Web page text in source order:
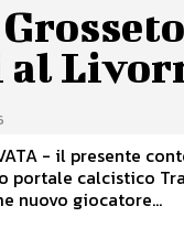
- il presente
portale calcistico
nuovo giocatore...